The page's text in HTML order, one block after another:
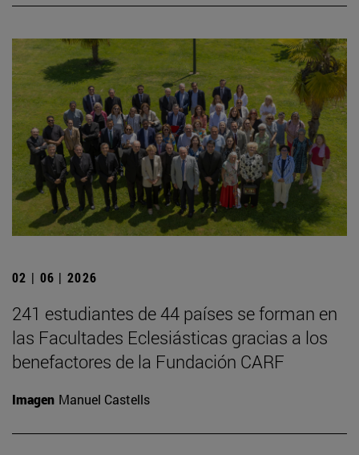
02 | 06 | 2026
241 estudiantes de 44 países se forman en
las Facultades Eclesiásticas gracias a los
benefactores de la Fundación CARF
Imagen Manuel Castells